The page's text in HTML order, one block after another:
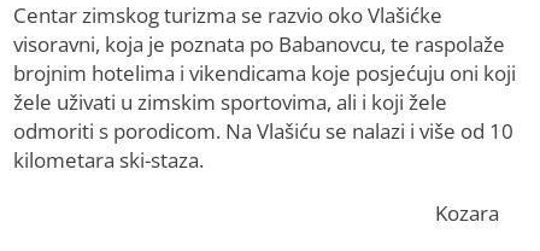
Centar zimskog turizma se razvio oko Vlašićke
visoravni, koja je poznata po Babanovcu, te raspolaže
brojnim hotelima i vikendicama koje posjećuju oni koji
žele uživati u zimskim sportovima, ali i koji žele
odmoriti s porodicom. Na Vlašiću se nalazi i više od 10
kilometara ski-staza.
Kozara